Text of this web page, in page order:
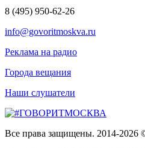
8 (495) 950-62-26
info@govoritmoskva.ru
Реклама на радио
Города вещания
Наши слушатели
Все права защищены. 2014-2026